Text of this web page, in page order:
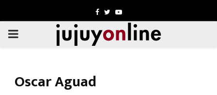
Facebook
TwitterYoutube
PRIMARY
Oscar Aguad